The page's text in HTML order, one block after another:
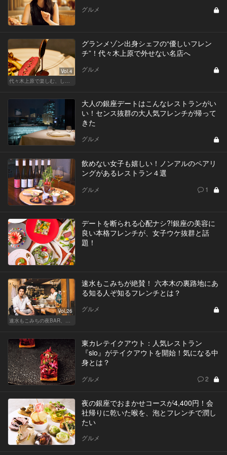
グルメ
Vol.4
代々木上原で楽しむ、しっとり大人デート
グランメゾン出身シェフの“優しいフレン
チ”！代々木上原で外せない名店へ
グルメ
大人の銀座デートはこんなレストランがい
い！センス抜群の大人気フレンチが帰って
きた
グルメ
飲めない女子も嬉しい！ノンアルのペアリ
ングがあるレストラン４選
グルメ 1
デートを断られる心配ナシ?!銀座の美容に
良い本格フレンチが、女子ウケ抜群と話
題！
Vol.26
速水もこみちが絶賛！ 六本木の裏路地にあ
る知る人ぞ知るフレンチとは？
グルメ
東カレテイクアウト：人気レストラン
『sio』がテイクアウトを開始！気になる中
身とは？
グルメ 2
夜の銀座でおまかせコースが4,400円！会
社帰りに乾いた喉を、泡とフレンチで潤し
たい
グルメ